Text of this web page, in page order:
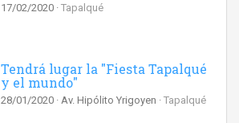
17/02/2020 Tapalqué
Tendrá lugar la "Fiesta Tapalqué
y el mundo"
28/01/2020 Av. Hipólito Yrigoyen Tapalqué